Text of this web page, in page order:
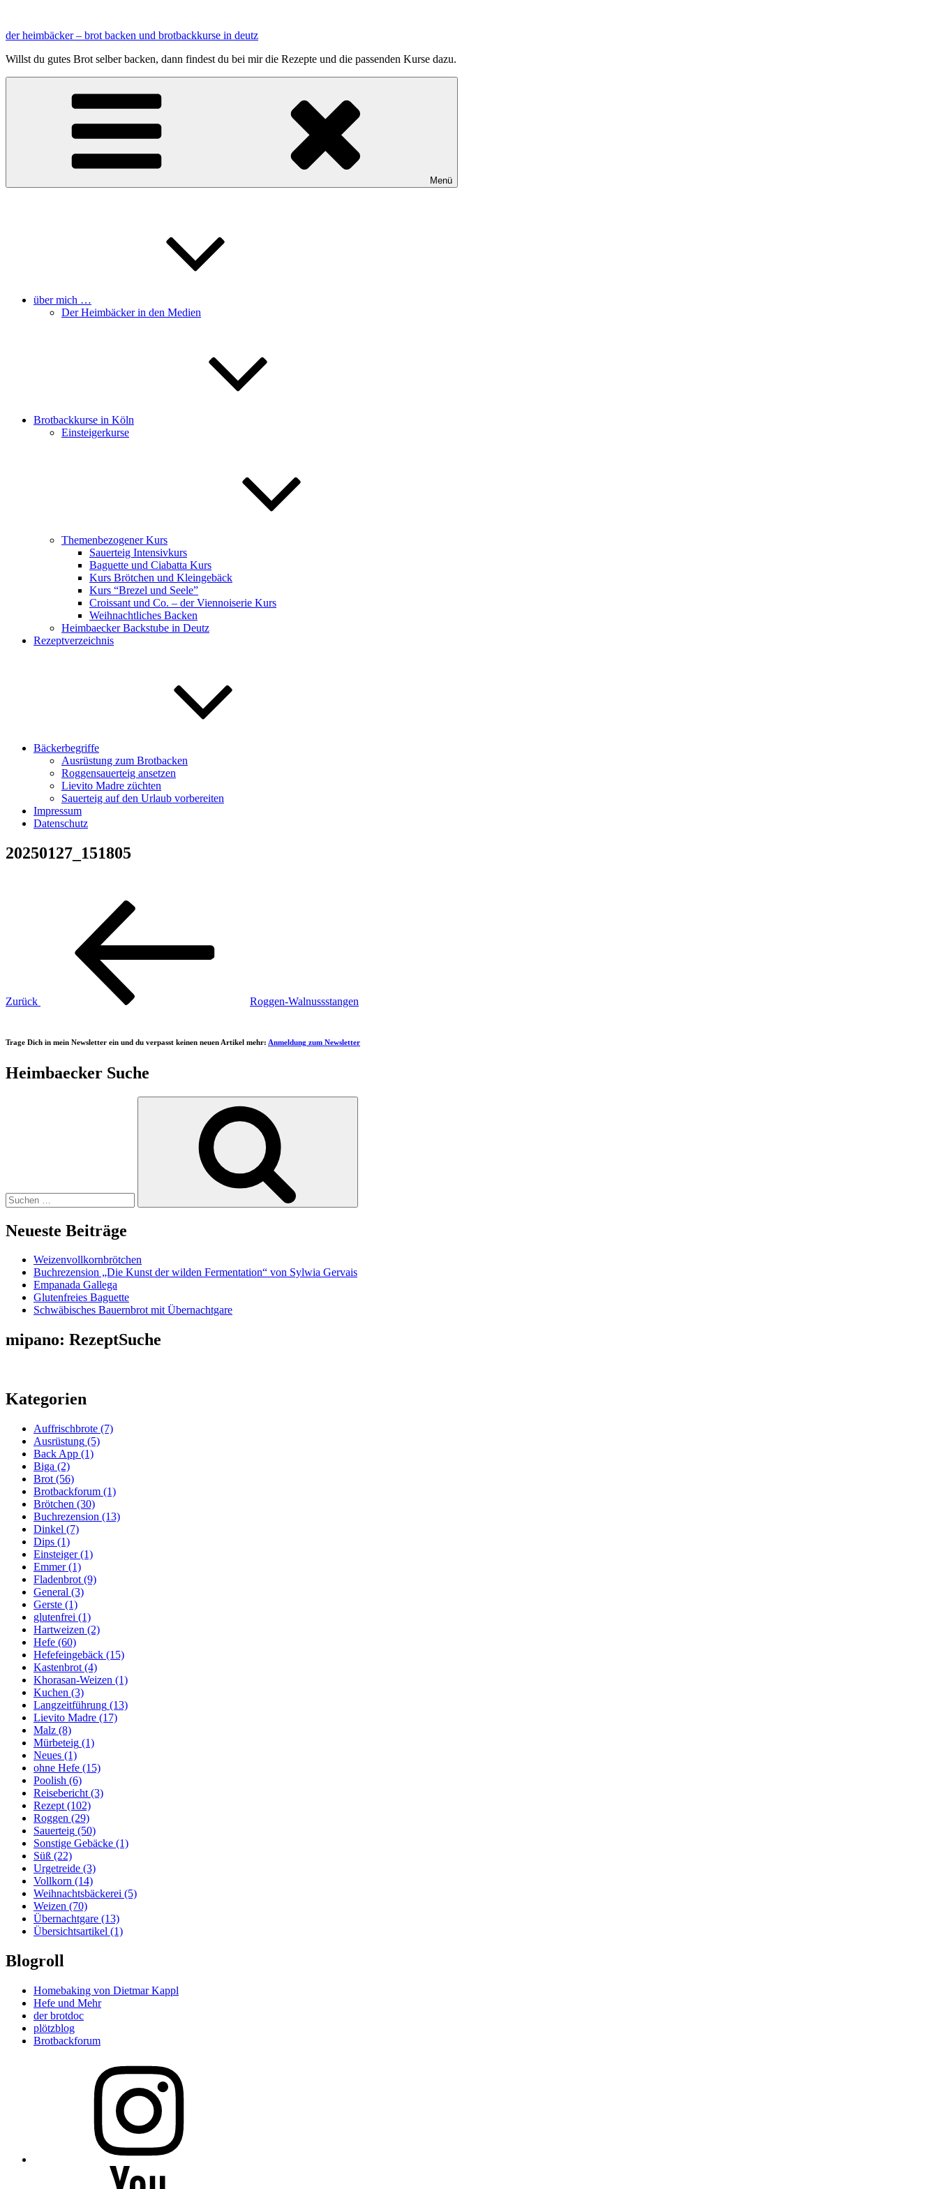
springen
der heimbäcker – brot backen und brotbackkurse in deutz
Willst du gutes Brot selber backen, dann findest du bei mir die Rezepte und die passenden Kurse dazu.
Menü
über mich …
Der Heimbäcker in den Medien
Brotbackkurse in Köln
Einsteigerkurse
Themenbezogener Kurs
Sauerteig Intensivkurs
Baguette und Ciabatta Kurs
Kurs Brötchen und Kleingebäck
Kurs “Brezel und Seele”
Croissant und Co. – der Viennoiserie Kurs
Weihnachtliches Backen
Heimbaecker Backstube in Deutz
Rezeptverzeichnis
Bäckerbegriffe
Ausrüstung zum Brotbacken
Roggensauerteig ansetzen
Lievito Madre züchten
Sauerteig auf den Urlaub vorbereiten
Impressum
Datenschutz
20250127_151805
Beitragsnavigation
Zurück Roggen-Walnussstangen
Trage Dich in mein Newsletter ein und du verpasst keinen neuen Artikel mehr: Anmeldung zum Newsletter
Heimbaecker Suche
Neueste Beiträge
Weizenvollkornbrötchen
Buchrezension „Die Kunst der wilden Fermentation“ von Sylwia Gervais
Empanada Gallega
Glutenfreies Baguette
Schwäbisches Bauernbrot mit Übernachtgare
mipano: RezeptSuche
Kategorien
Auffrischbrote (7)
Ausrüstung (5)
Back App (1)
Biga (2)
Brot (56)
Brotbackforum (1)
Brötchen (30)
Buchrezension (13)
Dinkel (7)
Dips (1)
Einsteiger(1)
Emmer(1)
Fladenbrot (9)
General (3)
Gerste (1)
glutenfrei (1)
Hartweizen (2)
Hefe (60)
Hefefeingebäck (15)
Kastenbrot (4)
Khorasan-Weizen (1)
Kuchen (3)
Langzeitführung (13)
Lievito Madre (17)
Malz (8)
Mürbeteig (1)
Neues (1)
ohne Hefe (15)
Poolish (6)
Reisebericht (3)
Rezept (102)
Roggen (29)
Sauerteig (50)
Sonstige Gebäcke (1)
Süß (22)
Urgetreide (3)
Vollkorn (14)
Weihnachtsbäckerei (5)
Weizen (70)
Übernachtgare (13)
Übersichtsartikel (1)
Blogroll
Homebaking von Dietmar Kappl
Hefe und Mehr
der brotdoc
plötzblog
Brotbackforum